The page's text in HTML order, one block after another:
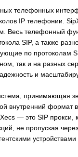
телефонных
IP телефонии.
Весь телефонный
SIP, а также
по протоколам
так и на разных
и
принимающая
внутренний формат
— это SIP прокси,
не пропуская